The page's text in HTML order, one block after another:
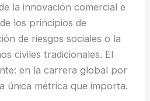
la innovación comercial e
los principios de
de riesgos sociales o la
civiles tradicionales. El
en la carrera global por
única métrica que importa.